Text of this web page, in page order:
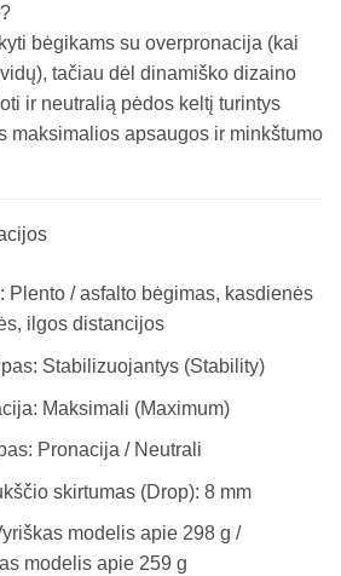
bėgikams su overpronacija (kai
tačiau dėl dinamiško dizaino
ir neutralią pėdos keltį turintys
maksimalios apsaugos ir minkštumo
Plento / asfalto bėgimas, kasdienės
ilgos distancijos
Stabilizuojantys (Stability)
Maksimali (Maximum)
Pronacija / Neutrali
skirtumas (Drop): 8 mm
modelis apie 298 g /
modelis apie 259 g